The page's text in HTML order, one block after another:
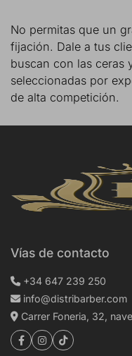
No permitas que un
fijación. Dale a tus
buscan con las ceras
seleccionadas por
de alta competición.
Vías de contacto
+34 647 239 250
info@distribarber.com
Carrer Foneria, 32,